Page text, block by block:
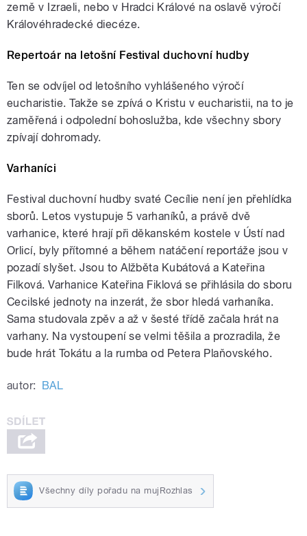
země v Izraeli, nebo v Hradci Králové na oslavě výročí
Královéhradecké diecéze.
Repertoár na letošní Festival duchovní hudby
Ten se odvíjel od letošního vyhlášeného výročí
eucharistie. Takže se zpívá o Kristu v eucharistii, na to je
zaměřená i odpolední bohoslužba, kde všechny sbory
zpívají dohromady.
Varhaníci
Festival duchovní hudby svaté Cecílie není jen přehlídka
sborů. Letos vystupuje 5 varhaníků, a právě dvě
varhanice, které hrají při děkanském kostele v Ústí nad
Orlicí, byly přítomné a během natáčení reportáže jsou v
pozadí slyšet. Jsou to Alžběta Kubátová a Kateřina
Filková. Varhanice Kateřina Fiklová se přihlásila do sboru
Cecilské jednoty na inzerát, že sbor hledá varhaníka.
Sama studovala zpěv a až v šesté třídě začala hrát na
varhany. Na vystoupení se velmi těšila a prozradila, že
bude hrát Tokátu a la rumba od Petera Plaňovského.
autor: BAL
Všechny díly pořadu na mujRozhlas